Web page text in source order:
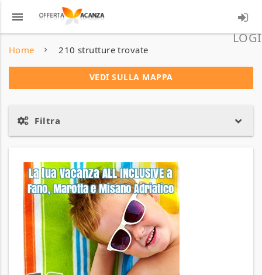
menu
Home 210 strutture trovate
VEDI SULLA MAPPA
Filtra